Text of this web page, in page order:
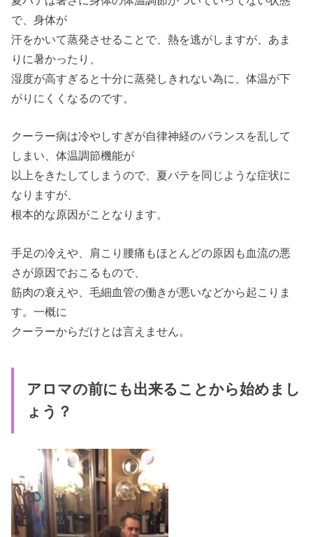
で、身体が
汗をかいて蒸発させることで、熱を逃がしますが、あま
りに暑かったり、
湿度が高すぎると十分に蒸発しきれない為に、体温が下
がりにくくなるのです。
クーラー病は冷やしすぎが自律神経のバランスを乱して
しまい、体温調節機能が
以上をきたしてしまうので、夏バテを同じような症状に
なりますが、
根本的な原因がことなります。
手足の冷えや、肩こり腰痛もほとんどの原因も血流の悪
さが原因でおこるもので、
筋肉の衰えや、毛細血管の働きが悪いなどから起こりま
す。一概に
クーラーからだけとは言えません。
アロマの前にも出来ることから始めまし
ょう？